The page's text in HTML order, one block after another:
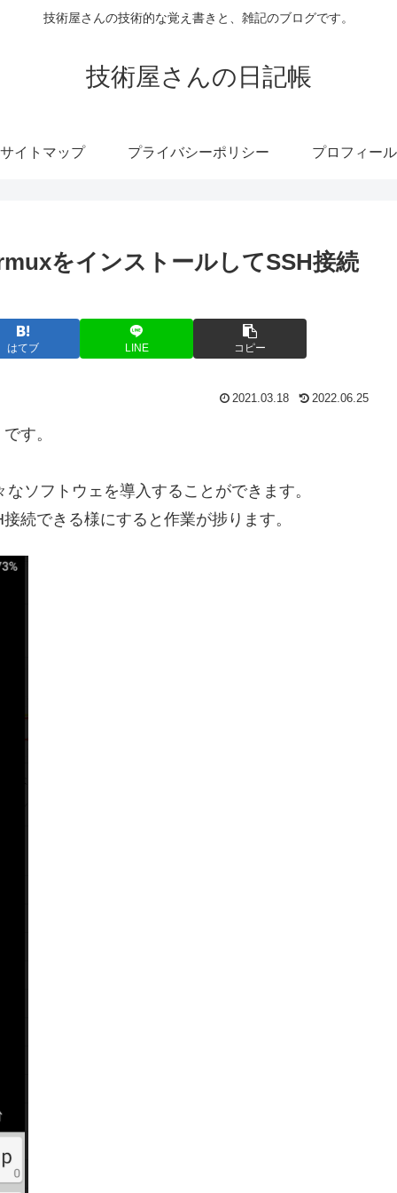
技術屋さんの技術的な覚え書きと、雑記のブログです。
技術屋さんの日記帳
サイトマップ プライバシーポリシー プロフィール
をインストールしてSSH接続
はてブ LINE コピー
2021.03.18 2022.06.25
す。
ソフトウェを導入することができます。
続できる様にすると作業が捗ります。